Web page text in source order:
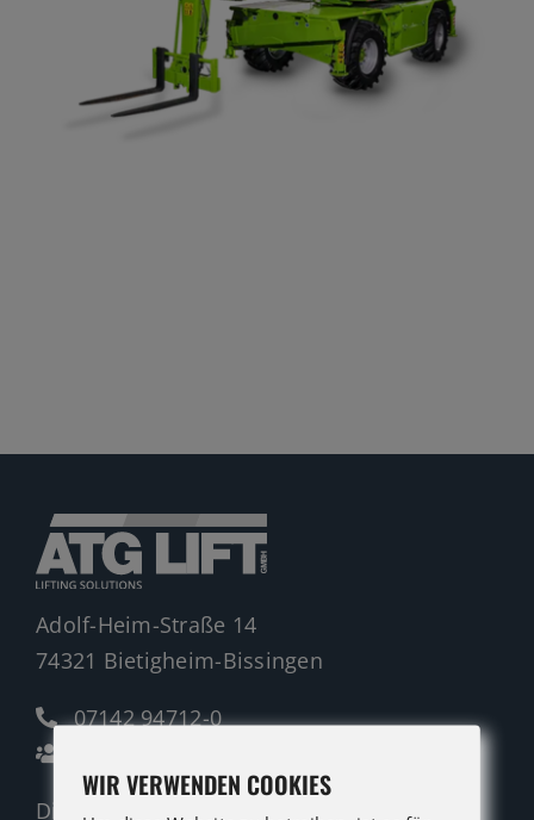
Ersatzteile
Adolf-Heim-Straße 14
74321 Bietigheim-Bissingen
07142 94712-0
Die ATG LIFT Profis für Verkauf und Service
WIR VERWENDEN COOKIES